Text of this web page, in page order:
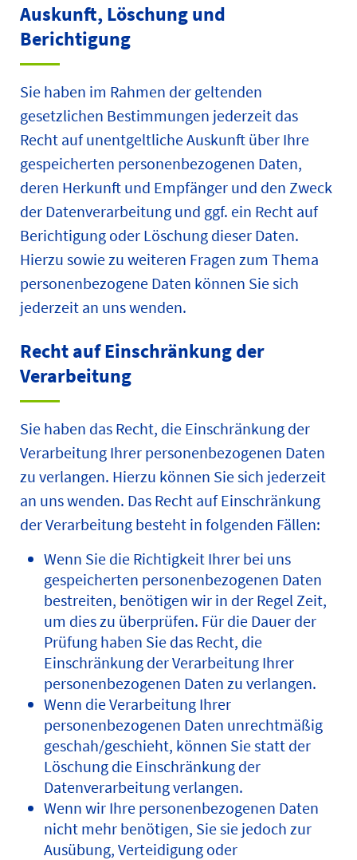
Auskunft, Löschung und
Berichtigung
Sie haben im Rahmen der geltenden
gesetzlichen Bestimmungen jederzeit das
Recht auf unentgeltliche Auskunft über Ihre
gespeicherten personenbezogenen Daten,
deren Herkunft und Empfänger und den Zweck
der Datenverarbeitung und ggf. ein Recht auf
Berichtigung oder Löschung dieser Daten.
Hierzu sowie zu weiteren Fragen zum Thema
personenbezogene Daten können Sie sich
jederzeit an uns wenden.
Recht auf Einschränkung der
Verarbeitung
Sie haben das Recht, die Einschränkung der
Verarbeitung Ihrer personenbezogenen Daten
zu verlangen. Hierzu können Sie sich jederzeit
an uns wenden. Das Recht auf Einschränkung
der Verarbeitung besteht in folgenden Fällen:
Wenn Sie die Richtigkeit Ihrer bei uns
gespeicherten personenbezogenen Daten
bestreiten, benötigen wir in der Regel Zeit,
um dies zu überprüfen. Für die Dauer der
Prüfung haben Sie das Recht, die
Einschränkung der Verarbeitung Ihrer
personenbezogenen Daten zu verlangen.
Wenn die Verarbeitung Ihrer
personenbezogenen Daten unrechtmäßig
geschah/geschieht, können Sie statt der
Löschung die Einschränkung der
Datenverarbeitung verlangen.
Wenn wir Ihre personenbezogenen Daten
nicht mehr benötigen, Sie sie jedoch zur
Ausübung, Verteidigung oder